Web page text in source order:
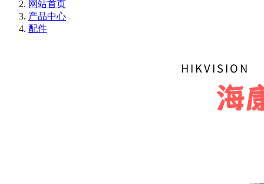
网站首页
产品中心
配件